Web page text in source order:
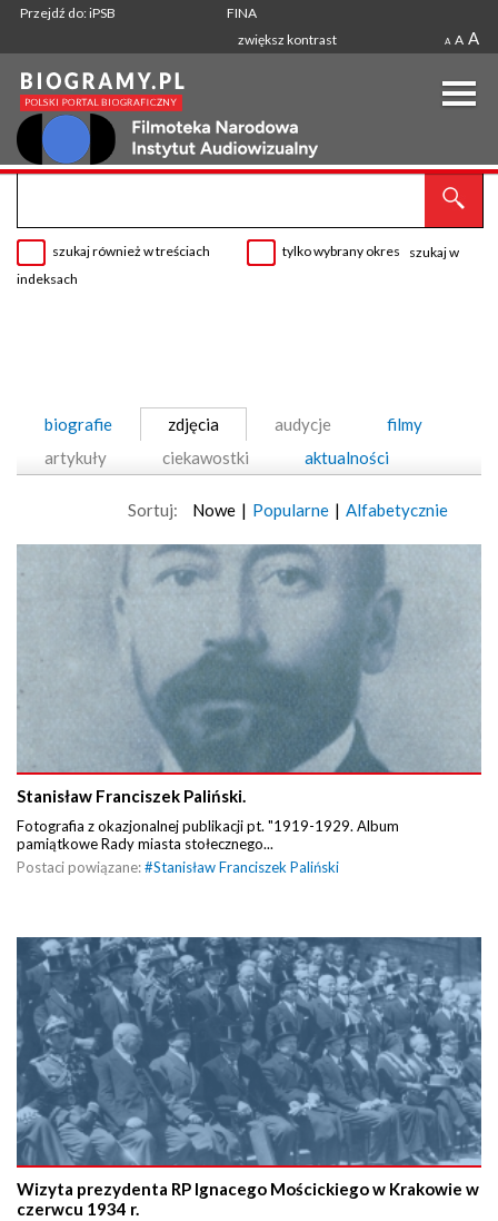
Przejdź do: iPSB
FINA
zwiększ kontrast
A A A
szukaj również w treściach tylko wybrany okres
szukaj w
indeksach
biografie zdjęcia audycje
filmy
artykuły
ciekawostki aktualności
Sortuj: Nowe | Popularne | Alfabetycznie
Stanisław Franciszek Paliński.
Fotografia z okazjonalnej publikacji pt. "1919-1929. Album
pamiątkowe Rady miasta stołecznego...
Postaci powiązane:#Stanisław Franciszek Paliński
Wizyta prezydenta RP Ignacego Mościckiego w Krakowie w
czerwcu 1934 r.